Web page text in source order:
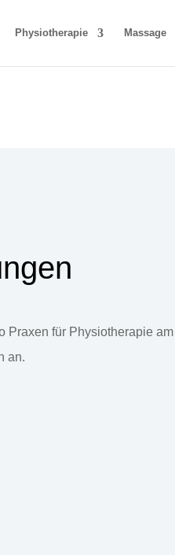
Physiotherapie Massage
Praxen für Physiotherapie am
an.